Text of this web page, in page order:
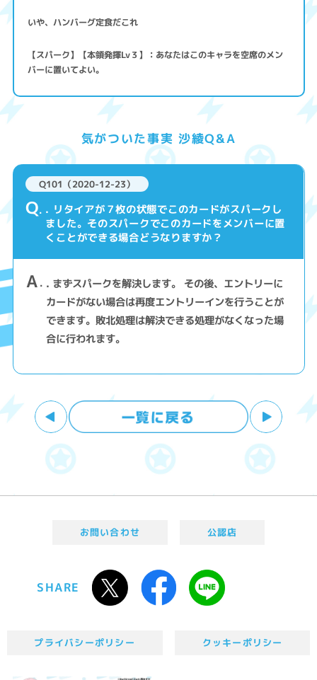
いや、ハンバーグ定食だこれ
【スパーク】【本領発揮Lv３】：あなたはこのキャラを空席のメン
バーに置いてよい。
気がついた事実 沙綾Q&A
Q101（2020-12-23）
Q . リタイアが７枚の状態でこのカードがスパークし
ました。そのスパークでこのカードをメンバーに置
くことができる場合どうなりますか？
A . まずスパークを解決します。 その後、エントリーに
カードがない場合は再度エントリーインを行うことが
できます。敗北処理は解決できる処理がなくなった場
合に行われます。
お問い合わせ 公認店
SHARE
プライバシーポリシー クッキーポリシー